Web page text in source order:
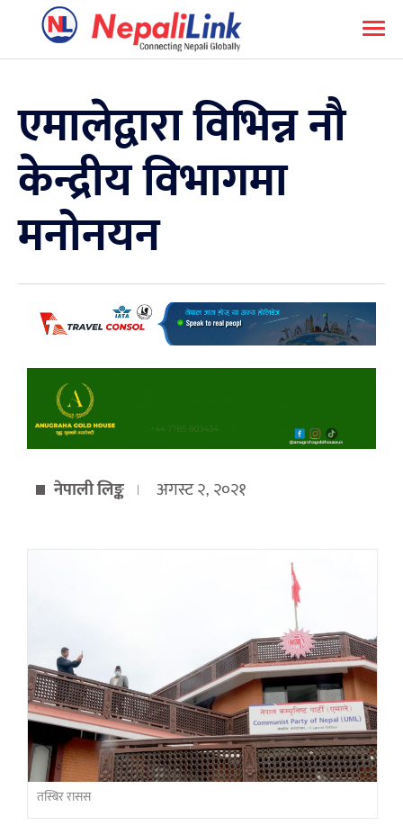
एमालेद्वारा विभिन्न नौ
केन्द्रीय विभागमा
मनोनयन
नेपाली लिङ्क अगस्ट २, २०२१
तस्बिर रासस